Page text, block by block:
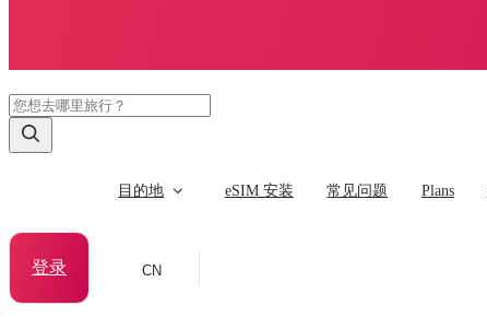
目的地 eSIM 安装 常见问题 Plans
登录 CN